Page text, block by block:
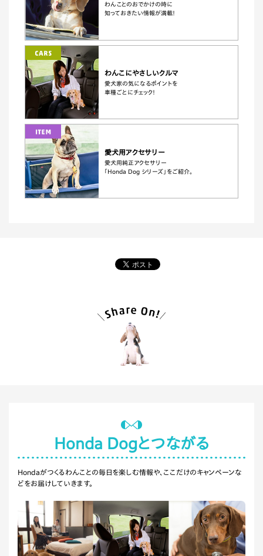
わんことのおでかけの時に
知っておきたい情報が満載！
わんこにやさしいクルマ
愛犬家の気になるポイントを
車種ごとにチェック！
愛犬用アクセサリー
愛犬用純正アクセサリー
｢Honda Dog シリーズ」をご紹介。
Honda Dogとつながる
Hondaがつくるわんことの毎日を楽しむ情報や、ここだけのキャンペーンな
どをお届けしていきます。